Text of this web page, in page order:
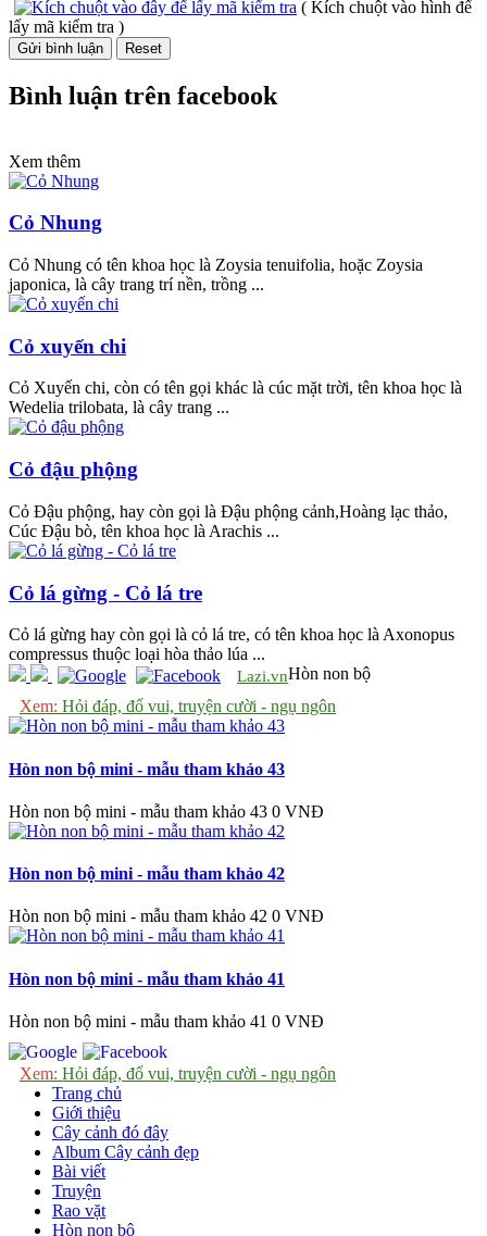
( Kích chuột vào hình để
lấy mã kiểm tra )
Bình luận trên facebook
Xem thêm
Cỏ Nhung
Cỏ Nhung có tên khoa học là Zoysia tenuifolia, hoặc Zoysia
japonica, là cây trang trí nền, trồng ...
Cỏ xuyến chi
Cỏ Xuyến chi, còn có tên gọi khác là cúc mặt trời, tên khoa học là
Wedelia trilobata, là cây trang ...
Cỏ đậu phộng
Cỏ Đậu phộng, hay còn gọi là Đậu phộng cảnh,Hoàng lạc thảo,
Cúc Đậu bò, tên khoa học là Arachis ...
Cỏ lá gừng - Cỏ lá tre
Cỏ lá gừng hay còn gọi là cỏ lá tre, có tên khoa học là Axonopus
compressus thuộc loại hòa thảo lúa ...
Lazi.vn
Xem: Hỏi đáp, đố vui, truyện cười - ngụ ngôn
Hòn non bộ
Hòn non bộ mini - mẫu tham khảo 43
Hòn non bộ mini - mẫu tham khảo 43 0 VNĐ
Hòn non bộ mini - mẫu tham khảo 42
Hòn non bộ mini - mẫu tham khảo 42 0 VNĐ
Hòn non bộ mini - mẫu tham khảo 41
Hòn non bộ mini - mẫu tham khảo 41 0 VNĐ
Xem: Hỏi đáp, đố vui, truyện cười - ngụ ngôn
Trang chủ
Giới thiệu
Cây cảnh đó đây
Album Cây cảnh đẹp
Bài viết
Truyện
Rao vặt
Hòn non bộ